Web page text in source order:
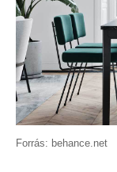
Forrás: behance.net